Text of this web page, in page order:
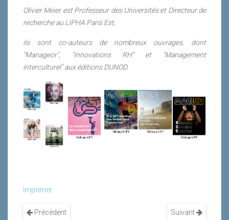
Olivier Meier est Professeur des Universités et Directeur de
recherche au LIPHA Paris Est,
ils sont co-auteurs de nombreux ouvrages, dont
"Manageor", "Innovations RH" et "Management
interculturel" aux éditions DUNOD.
Imprimer
Précédent Suivant